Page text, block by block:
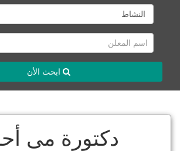
ابحث الأن
دكتورة مى